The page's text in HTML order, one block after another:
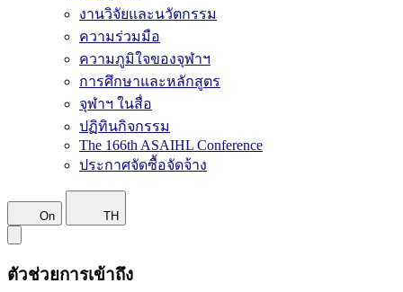
งานวิจัยและนวัตกรรม
ความร่วมมือ
ความภูมิใจของจุฬาฯ
การศึกษาและหลักสูตร
จุฬาฯ ในสื่อ
ปฏิทินกิจกรรม
The 166th ASAIHL Conference
ประกาศจัดซื้อจัดจ้าง
On TH
ตัวช่วยการเข้าถึง